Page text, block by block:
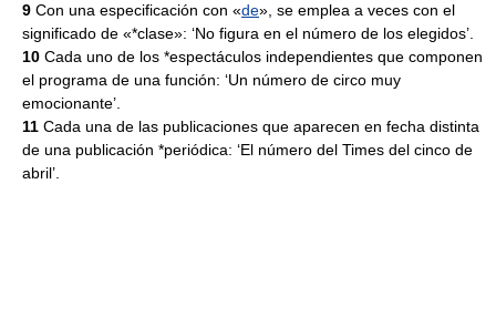
9 Con una especificación con «de», se emplea a veces con el
significado de «*clase»: ‘No figura en el número de los elegidos’.
10 Cada uno de los *espectáculos independientes que componen
el programa de una función: ‘Un número de circo muy
emocionante’.
11 Cada una de las publicaciones que aparecen en fecha distinta
de una publicación *periódica: ‘El número del Times del cinco de
abril’.